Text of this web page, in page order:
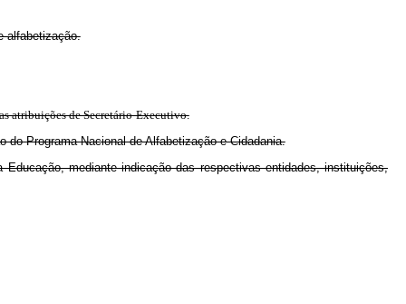
alfabetização.
atribuições de Secretário-Executivo.
Programa Nacional de Alfabetização e Cidadania.
mediante indicação das respectivas entidades, instituições,